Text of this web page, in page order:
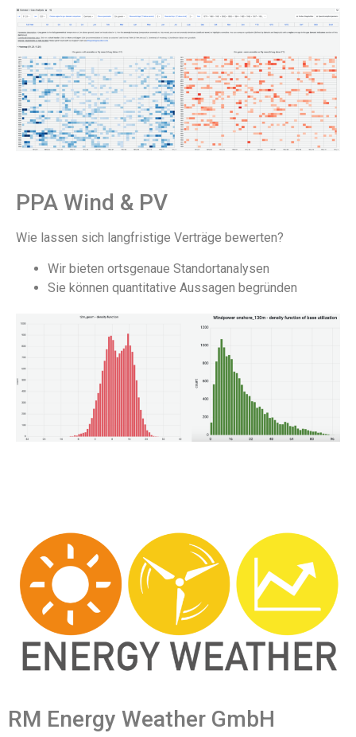
PPA Wind & PV
Wie lassen sich langfristige Verträge bewerten?
Wir bieten ortsgenaue Standortanalysen
Sie können quantitative Aussagen begründen
RM Energy Weather GmbH